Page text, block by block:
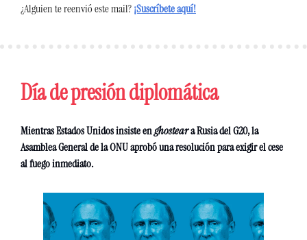
¿Alguien te reenvió este mail?¡Suscríbete aquí!
Día de presión diplomática
Mientras Estados Unidos insiste en ghostear a Rusia del G20, la
Asamblea General de la ONU aprobó una resolución para exigir el cese
al fuego inmediato.